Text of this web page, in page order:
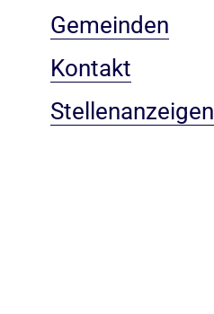
Gemeinden
Kontakt
Stellenanzeigen